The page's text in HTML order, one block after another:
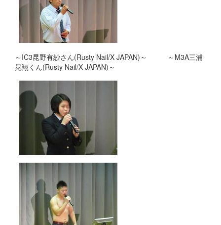
～IC3昆野有紗さん(Rusty Nail/X JAPAN)～ ～M3A三浦
晃翔くん(Rusty Nail/X JAPAN)～